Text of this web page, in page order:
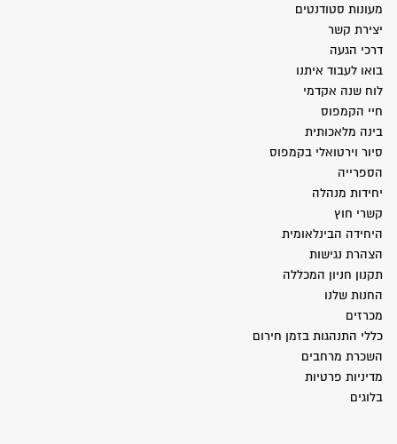
מעונות סטודנטים
יצירת קשר
דרכי הגעה
בואו לעבוד איתנו
לוח שנה אקדמי
חיי הקמפוס
בינה מלאכותית
סיור וירטואלי בקמפוס
הספרייה
יחידות מנהלה
קשרי חוץ
היחידה הבינלאומית
הצהרת נגישות
תקנון חניון המכללה
החנות שלנו
מכרזים
כללי התנהגות בזמן חירום
השכרת מרחבים
מדיניות פרטיות
בלוגים